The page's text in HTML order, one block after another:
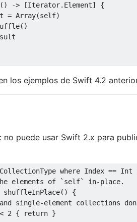
() -> [Iterator. Element]
{
= Array(self)
()
los ejemplos de Swift 4.2
no puede usar Swift 2.x para
where Index == Int
shuffleInPlace()
{
< 2 { return }